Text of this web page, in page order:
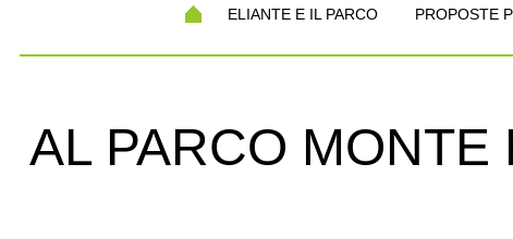
ELIANTE E IL PARCO PROPOSTE
AL PARCO